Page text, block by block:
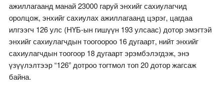
ажиллагаанд манай 23000 гаруй энхийг сахиулагчид
оролцож, энхийг сахиулах ажиллагаанд цэрэг, цагдаа
илгээгч 126 улс (НҮБ-ын гишүүн 193 улсаас) дотор эмэгтэй
энхийг сахиулагчдын тоогоороо 16 дугаарт, нийт энхийг
сахиулагчдын тоогоор 18 дугаарт эрэмбэлэгдэж, энэ
үзүүлэлтээр “126” дотроо тогтмол топ 20 дотор жагсаж
байна.